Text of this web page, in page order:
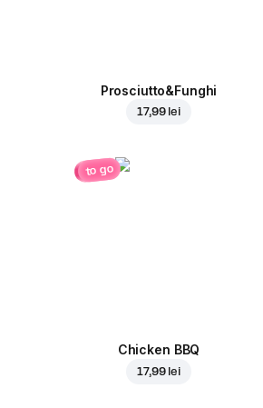
Prosciutto&Funghi
17,99 lei
to go
Chicken BBQ
17,99 lei